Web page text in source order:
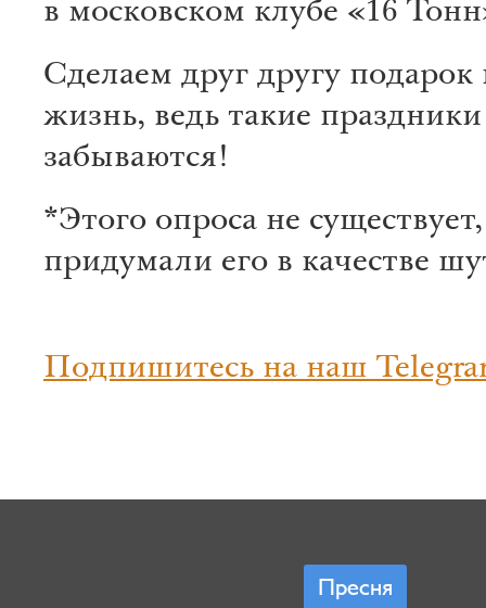
в московском клубе «16
Сделаем друг другу подарок
жизнь, ведь такие
забываются!
*Этого опроса не
придумали его в качестве
Подпишитесь на наш
Пресня